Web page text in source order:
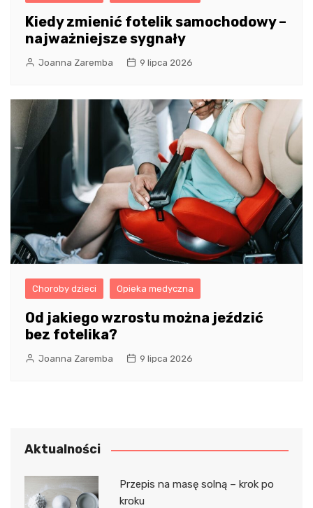
Kiedy zmienić fotelik samochodowy –
najważniejsze sygnały
Joanna Zaremba 9 lipca 2026
Choroby dzieci Opieka medyczna
Od jakiego wzrostu można jeździć
bez fotelika?
Joanna Zaremba 9 lipca 2026
Aktualności
Przepis na masę solną – krok po
kroku